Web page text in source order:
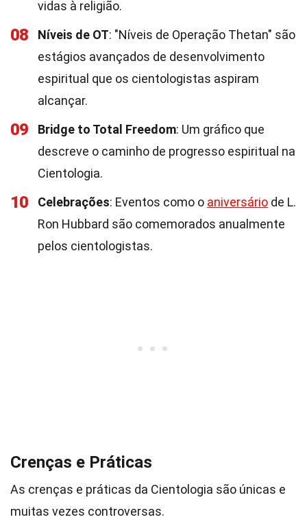
vidas à religião.
08 Níveis de OT: "Níveis de Operação Thetan" são
estágios avançados de desenvolvimento
espiritual que os cientologistas aspiram
alcançar.
09 Bridge to Total Freedom: Um gráfico que
descreve o caminho de progresso espiritual na
Cientologia.
10 Celebrações: Eventos como o aniversário de L.
Ron Hubbard são comemorados anualmente
pelos cientologistas.
Crenças e Práticas
As crenças e práticas da Cientologia são únicas e
muitas vezes controversas.